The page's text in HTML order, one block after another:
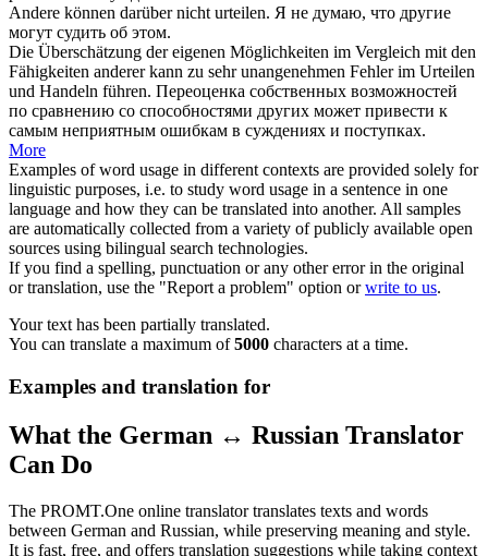
Andere können darüber nicht urteilen. Я не думаю, что другие
могут судить об этом.
Die Überschätzung der eigenen Möglichkeiten im Vergleich mit den
Fähigkeiten anderer kann zu sehr unangenehmen Fehler im Urteilen
und Handeln führen. Переоценка собственных возможностей
по сравнению со способностями других может привести к
самым неприятным ошибкам в суждениях и поступках.
More
Examples of word usage in different contexts are provided solely for
linguistic purposes, i.e. to study word usage in a sentence in one
language and how they can be translated into another. All samples
are automatically collected from a variety of publicly available open
sources using bilingual search technologies.
If you find a spelling, punctuation or any other error in the original
or translation, use the "Report a problem" option orwrite to us.
Your text has been partially translated.
You can translate a maximum of5000 characters at a time.
Examples and translation for
What the German ↔ Russian Translator
Can Do
The PROMT.One online translator translates texts and words
between German and Russian, while preserving meaning and style.
It is fast, free, and offers translation suggestions while taking context